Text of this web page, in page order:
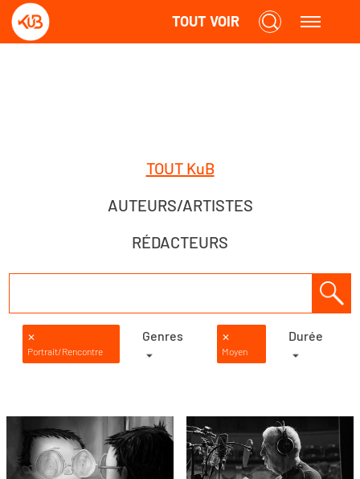
TOUT VOIR
TOUT KuB
AUTEURS/ARTISTES
RÉDACTEURS
✕
Portrait/Rencontre
Genres
✕
Moyen
Durée